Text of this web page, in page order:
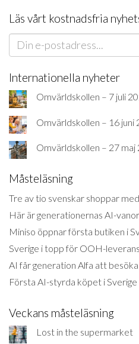
Läs vårt kostnadsfria
Internationella nyheter
Omvärldskollen – 7 juli
Omvärldskollen – 16 juni
Omvärldskollen – 27 maj
Måsteläsning
Tre av tio svenskar shoppar
Här är generationernas AI-vanor
Miniso öppnar första butiken i
Sverige i topp för OOH-
AI får generation Alfa att
Första AI-styrda köpet i Sverige
Veckans måsteläsning
Lost in the supermarket